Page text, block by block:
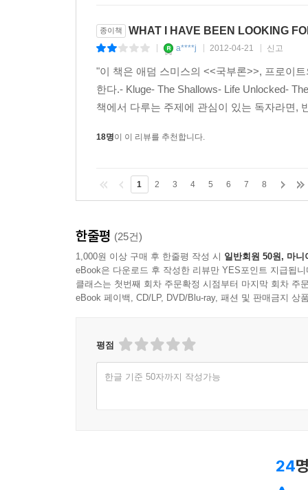
종이책 WHAT I HAVE BEEN LOOKING
a****j 2012-04-21 신고
"이 책은 애덤 스미스의 <<국부론>>, 프로이
한다.- Kluge- The Shallows- Life Unlocked-
책에서 다루는 주제에 관심이 있는 독자라면,
18명이 이 리뷰를 추천합니다.
1 2 3 4 5 6 7 8
한줄평 (25건)
1,000원 이상 구매 후 한줄평 작성 시 일반회원 50원, 마니
eBook은 다운로드 후 작성한 리뷰만 YES포인트 지급됩니
클래스는 첫번째 회차 주문확정 시점부터 마지막 회차 주
eBook 페이백, CD/LP, DVD/Blu-ray, 패션 및 판매금지 상
평점
한글 기준 50자까지 작성가능
24